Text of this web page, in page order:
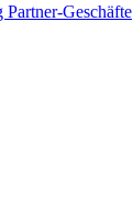
Partner-Geschäfte